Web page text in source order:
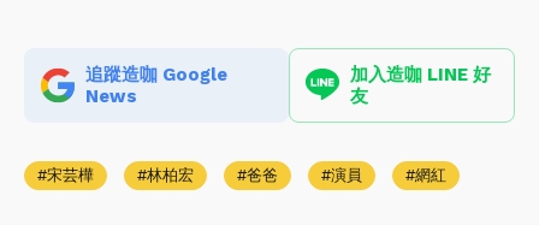
追蹤造咖 Google
News
加入造咖 LINE 好
友
宋芸樺 林柏宏 爸爸 演員 網紅